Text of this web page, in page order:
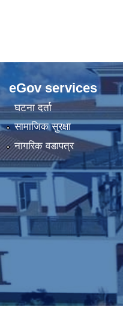
eGov services
घटना दर्ता
सामाजिक सुरक्षा
नागरिक वडापत्र